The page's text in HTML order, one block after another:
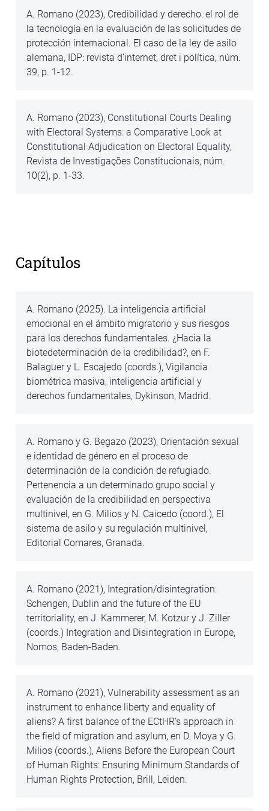
A. Romano (2023), Credibilidad y derecho: el rol de
la tecnología en la evaluación de las solicitudes de
protección internacional. El caso de la ley de asilo
alemana, IDP: revista d’internet, dret i política, núm.
39, p. 1-12.
A. Romano (2023), Constitutional Courts Dealing
with Electoral Systems: a Comparative Look at
Constitutional Adjudication on Electoral Equality,
Revista de Investigações Constitucionais, núm.
10(2), p. 1-33.
Capítulos
A. Romano (2025). La inteligencia artificial
emocional en el ámbito migratorio y sus riesgos
para los derechos fundamentales. ¿Hacia la
biotedeterminación de la credibilidad?, en F.
Balaguer y L. Escajedo (coords.), Vigilancia
biométrica masiva, inteligencia artificial y
derechos fundamentales, Dykinson, Madrid.
A. Romano y G. Begazo (2023), Orientación sexual
e identidad de género en el proceso de
determinación de la condición de refugiado.
Pertenencia a un determinado grupo social y
evaluación de la credibilidad en perspectiva
multinivel, en G. Milios y N. Caicedo (coord.), El
sistema de asilo y su regulación multinivel,
Editorial Comares, Granada.
A. Romano (2021), Integration/disintegration:
Schengen, Dublin and the future of the EU
territoriality, en J. Kammerer, M. Kotzur y J. Ziller
(coords.) Integration and Disintegration in Europe,
Nomos, Baden-Baden.
A. Romano (2021), Vulnerability assessment as an
instrument to enhance liberty and equality of
aliens? A first balance of the ECtHR’s approach in
the field of migration and asylum, en D. Moya y G.
Milios (coords.), Aliens Before the European Court
of Human Rights: Ensuring Minimum Standards of
Human Rights Protection, Brill, Leiden.